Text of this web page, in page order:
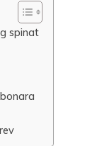
spinat